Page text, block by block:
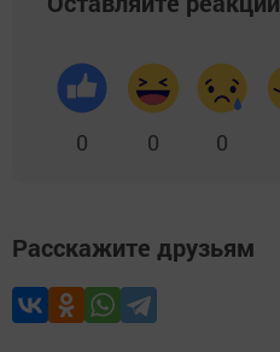
0 0 0
Расскажите друзьям